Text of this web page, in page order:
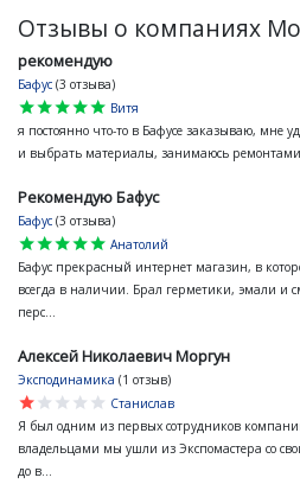
Отзывы о компаниях
рекомендую
Бафус (3 отзыва)
star
star
star
star
star
Витя
я постоянно что-то в Бафусе заказываю, мне
и выбрать материалы, занимаюсь ремонтами
Рекомендую Бафус
Бафус (3 отзыва)
star
star
star
star
star
Анатолий
Бафус прекрасный интернет магазин, в
всегда в наличии. Брал герметики, эмали и
перс...
Алексей Николаевич Моргун
Эксподинамика (1 отзыв)
star
star
star
star
star
Станислав
Я был одним из первых сотрудников
владельцами мы ушли из Экспомастера со
до в...